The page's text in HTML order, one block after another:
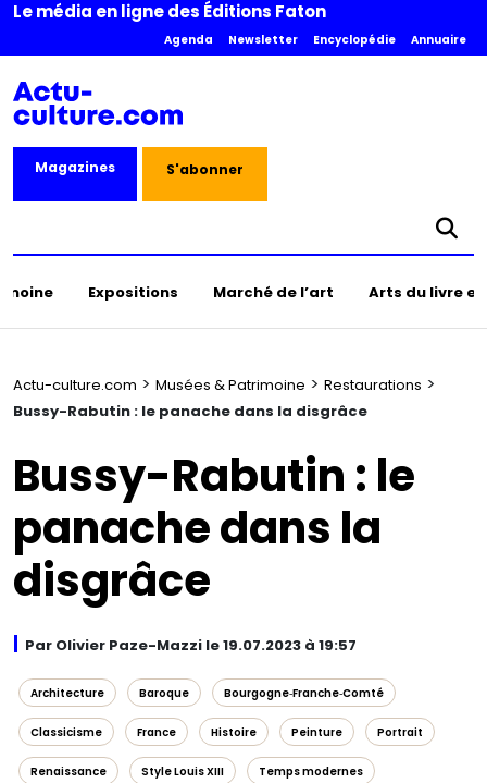
Le média en ligne des Éditions Faton
Agenda Newsletter Encyclopédie Annuaire
Magazines S'abonner
Expositions Marché de l’art Arts du livre
Actu-culture.com > Musées & Patrimoine > Restaurations >
Bussy-Rabutin : le panache dans la disgrâce
Bussy-Rabutin : le
panache dans la
disgrâce
Par Olivier Paze-Mazzi le 19.07.2023 à 19:57
Architecture Baroque Bourgogne‑Franche‑Comté
Classicisme France Histoire Peinture Portrait
Renaissance Style Louis XIII Temps modernes